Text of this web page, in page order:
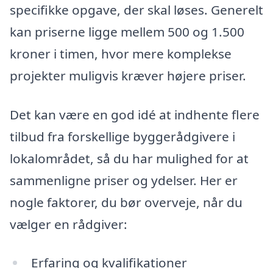
specifikke opgave, der skal løses. Generelt
kan priserne ligge mellem 500 og 1.500
kroner i timen, hvor mere komplekse
projekter muligvis kræver højere priser.
Det kan være en god idé at indhente flere
tilbud fra forskellige byggerådgivere i
lokalområdet, så du har mulighed for at
sammenligne priser og ydelser. Her er
nogle faktorer, du bør overveje, når du
vælger en rådgiver:
Erfaring og kvalifikationer